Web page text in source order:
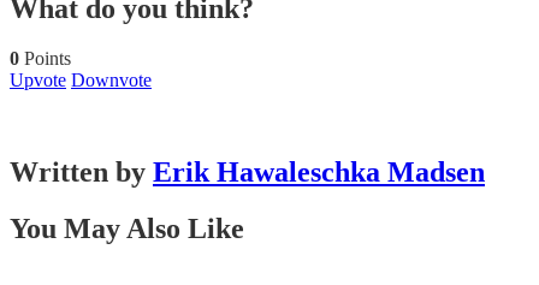
What do you think?
0 Points
Upvote Downvote
Written by Erik Hawaleschka Madsen
You May Also Like